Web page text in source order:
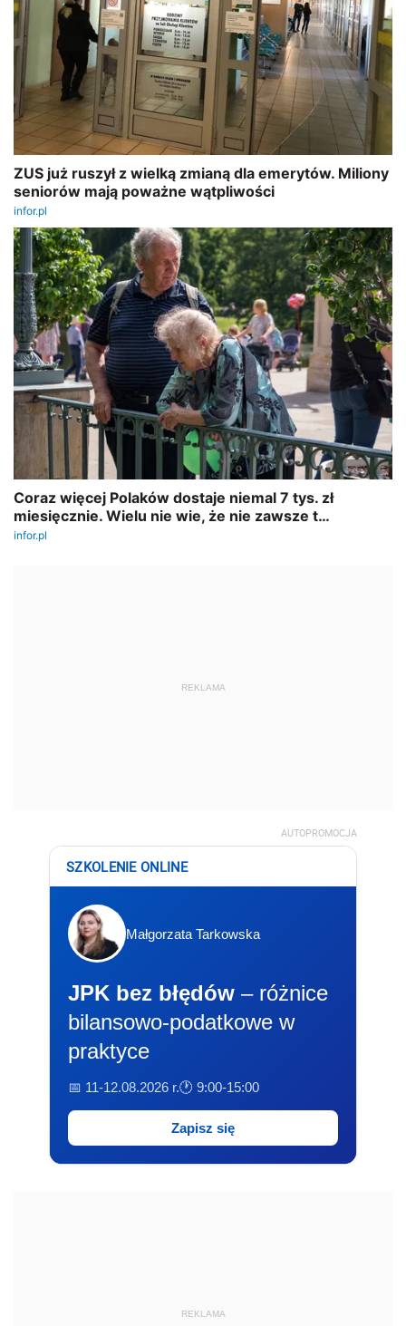
REKLAMA
AUTOPROMOCJA
SZKOLENIE ONLINE
Małgorzata Tarkowska
JPK bez błędów – różnice
bilansowo-podatkowe w
praktyce
📅 11-12.08.2026 r.🕐 9:00-15:00
Zapisz się
REKLAMA